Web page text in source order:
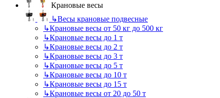
Крановые весы
↳Весы крановые подвесные
↳Крановые весы от 50 кг до 500 кг
↳Крановые весы до 1 т
↳Крановые весы до 2 т
↳Крановые весы до 3 т
↳Крановые весы до 5 т
↳Крановые весы до 10 т
↳Крановые весы до 15 т
↳Крановые весы от 20 до 50 т